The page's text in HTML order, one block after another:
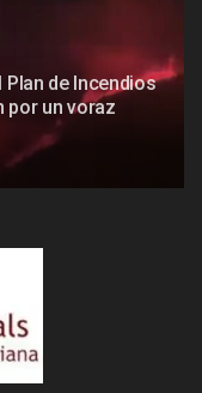
Plan de Incendios
por un voraz